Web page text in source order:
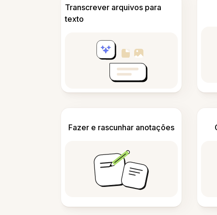
Transcrever arquivos para
texto
Fazer e rascunhar anotações